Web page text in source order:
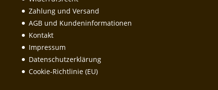
Zahlung und Versand
AGB und Kundeninformationen
Kontakt
Impressum
Datenschutzerklärung
Cookie-Richtlinie (EU)